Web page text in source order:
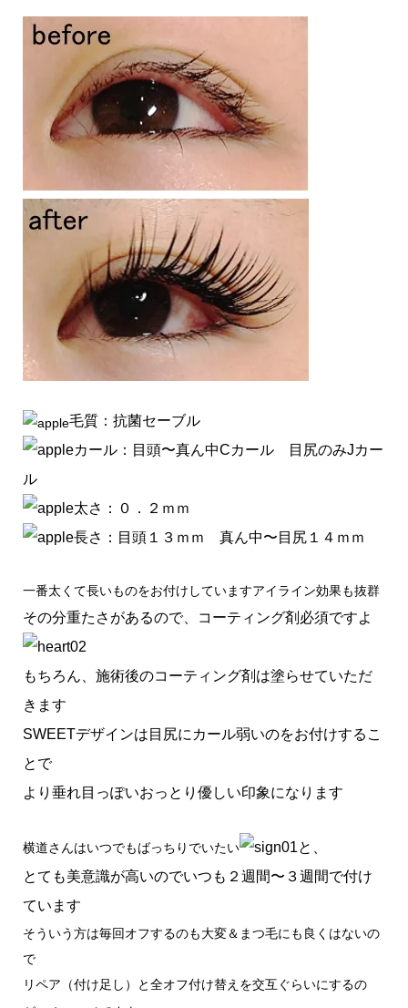
毛質：抗菌セーブル
カール：目頭〜真ん中Cカール 目尻のみJカー
ル
太さ：０．２ｍｍ
長さ：目頭１３ｍｍ 真ん中〜目尻１４ｍｍ
一番太くて長いものをお付けしていますアイライン効果も抜群
その分重たさがあるので、コーティング剤必須ですよ
もちろん、施術後のコーティング剤は塗らせていただ
きます
SWEETデザインは目尻にカール弱いのをお付けするこ
とで
より垂れ目っぽいおっとり優しい印象になります
横道さんはいつでもばっちりでいたい
と、
とても美意識が高いのでいつも２週間〜３週間で付け
ています
そういう方は毎回オフするのも大変＆まつ毛にも良くはないの
で
リペア（付け足し）と全オフ付け替えを交互ぐらいにするの